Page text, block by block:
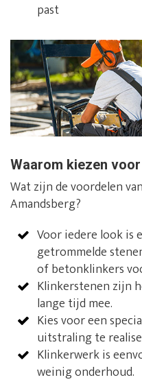
past
Waarom kiezen
Wat zijn de voordelen
Amandsberg?
Voor iedere look is
getrommelde
of betonklinkers
Klinkerstenen zijn
lange tijd mee.
Kies voor een
uitstraling te
Klinkerwerk is
weinig onderhoud.